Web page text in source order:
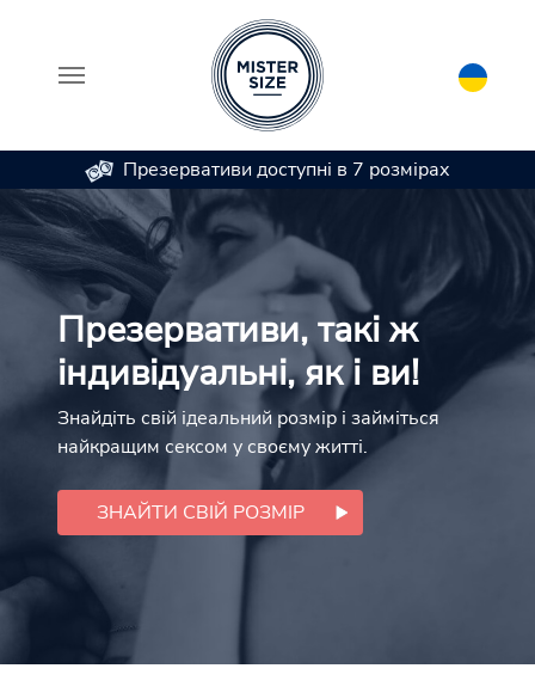
Skip to main content
Презервативи доступні в 7 розмірах
Презервативи, такі ж
індивідуальні, як і ви!
Знайдіть свій ідеальний розмір і займіться
найкращим сексом у своєму житті.
ЗНАЙТИ СВІЙ РОЗМІР